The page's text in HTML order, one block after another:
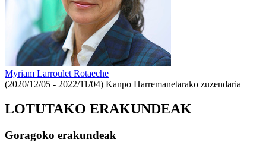
Myriam Larroulet Rotaeche
(2020/12/05 - 2022/11/04) Kanpo Harremanetarako zuzendaria
LOTUTAKO ERAKUNDEAK
Goragoko erakundeak